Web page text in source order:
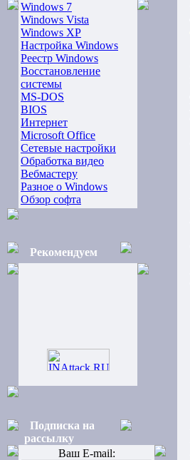
Windows 7
Windows Vista
Windows XP
Настройка Windows
Реестр Windows
Восстановление
системы
MS-DOS
BIOS
Интернет
Microsoft Office
Сетевые настройки
Обработка видео
Вебмастеру
Разное о Windows
Обзор софта
Рекомендуем
Подписка на
рассылку
Ваш E-mail: